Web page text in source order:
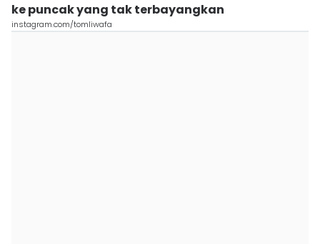
ke puncak yang tak terbayangkan
instagram.com/tomliwafa